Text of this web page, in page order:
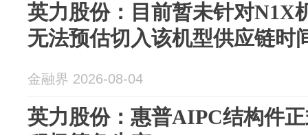
英力股份：目前暂未针对N1X
无法预估切入该机型供应链时
金融界 2026-08-04
英力股份：惠普AIPC结构件